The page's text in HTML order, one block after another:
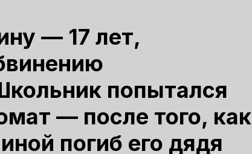
— 17 лет,
попытался
— после того, как
погиб его дядя